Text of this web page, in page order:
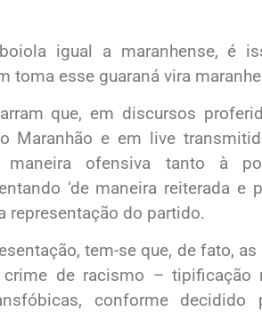
igual a maranhense, é
toma esse guaraná vira
que, em discursos
Maranhão e em live
maneira ofensiva tanto à
‘de maneira reiterada
representação do partido.
tem-se que, de fato,
de racismo – tipificação
conforme decidido